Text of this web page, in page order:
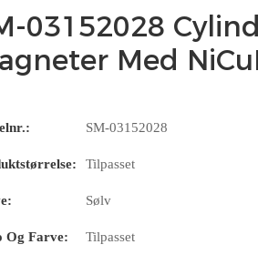
03152028
Med
SM-03152028
Tilpasset
Sølv
Og Farve: Tilpasset